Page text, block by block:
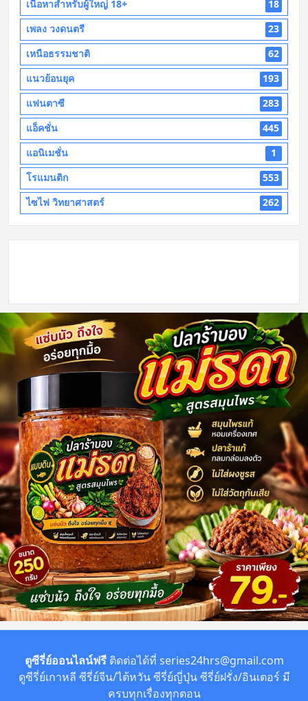
เนื้อหาสำหรับผู้ใหญ่ 18+
18
เพลง วงดนตรี
23
เหนือธรรมชาติ
62
แนวย้อนยุค
193
แฟนตาซี
283
แอ็คชั่น
445
แอนิเมชั่น
1
โรแมนติก
553
ไซไฟ วิทยาศาสตร์
262
ตูซีรี่ย์ออนไลน์ฟรีติดต่อได้ที่ series24hrs@gmail.com
ดูซีรี่ย์เกาหลี ซีรี่ย์จีน/ไต้หวัน ซีรี่ย์ญี่ปุ่น ซีรี่ย์ฝรั่ง/อินเตอร์ มี
ครบทุกเรื่องทุกตอน